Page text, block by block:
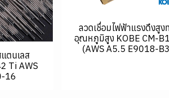
ตนเลส
Ti AWS
16
ลวดเชื่อมไฟฟ้าแรงดึงสูง
อุณหภูมิสูง KOBE CM-
(AWS A5.5 E9018-